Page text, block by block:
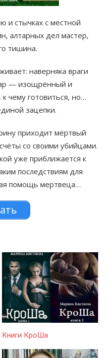
и стычках с местной
алтарных дел мастер,
тишина.
наверняка враги
— изощрённый и
чему готовиться, но…
зацепки.
приходит мёртвый
со своими убийцами.
уже приближается к
последствиям для
помощь мертвеца…
Книги КроШа